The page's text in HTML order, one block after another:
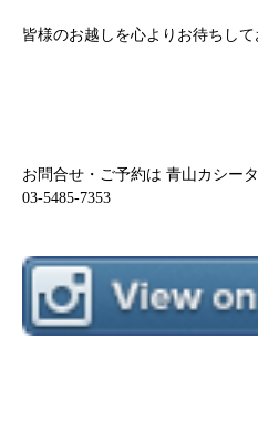
皆様のお越しを心よりお待ちして
お問合せ・ご予約は 青山カシー
03-5485-7353